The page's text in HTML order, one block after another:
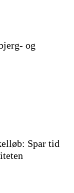
og
Spar tid